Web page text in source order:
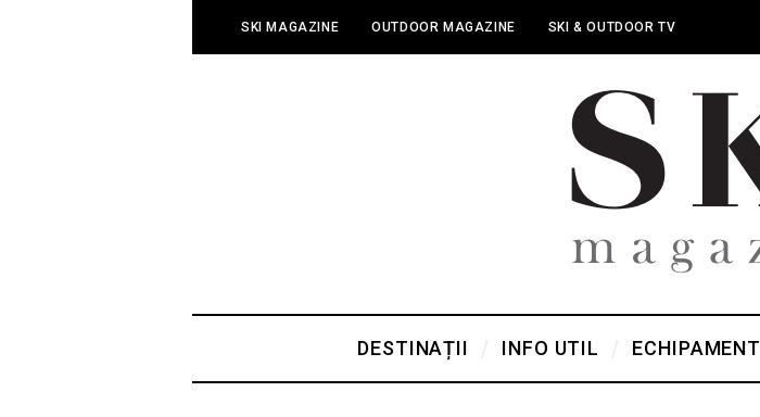
SKI MAGAZINE OUTDOOR MAGAZINE SKI & OUTDOOR TV
DESTINAȚII INFO UTIL ECHIPAMENT